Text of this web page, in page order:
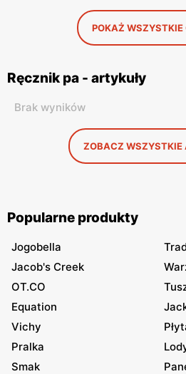
POKAŻ WSZYSTKIE
Ręcznik pa - artykuły
Brak wyników
ZOBACZ WSZYSTKIE
Popularne produkty
Jogobella
Jacob's Creek
OT.CO
Equation
Vichy
Pralka
Smak